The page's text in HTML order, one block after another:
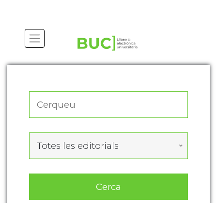
Totes les editorials
Cerca